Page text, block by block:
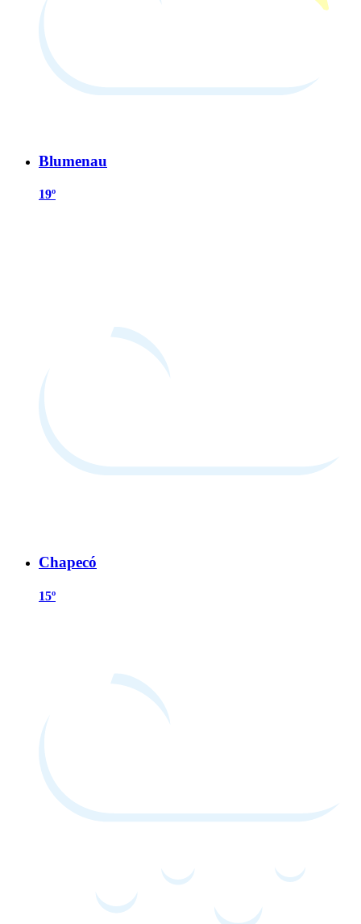
Blumenau
19º
Chapecó
15º